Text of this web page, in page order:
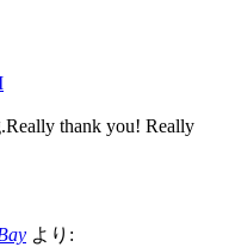
thank you! Really
より: